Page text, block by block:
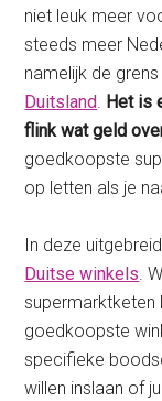
niet leuk meer
steeds meer
namelijk de
Duitsland. Het is
flink wat geld
goedkoopste
op letten als je
In deze
Duitse winkels.
supermarktketen
goedkoopste
specifieke
willen inslaan of